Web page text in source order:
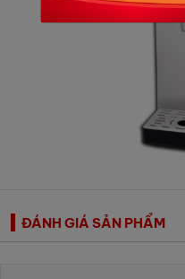
ĐÁNH GIÁ SẢN PHẨM